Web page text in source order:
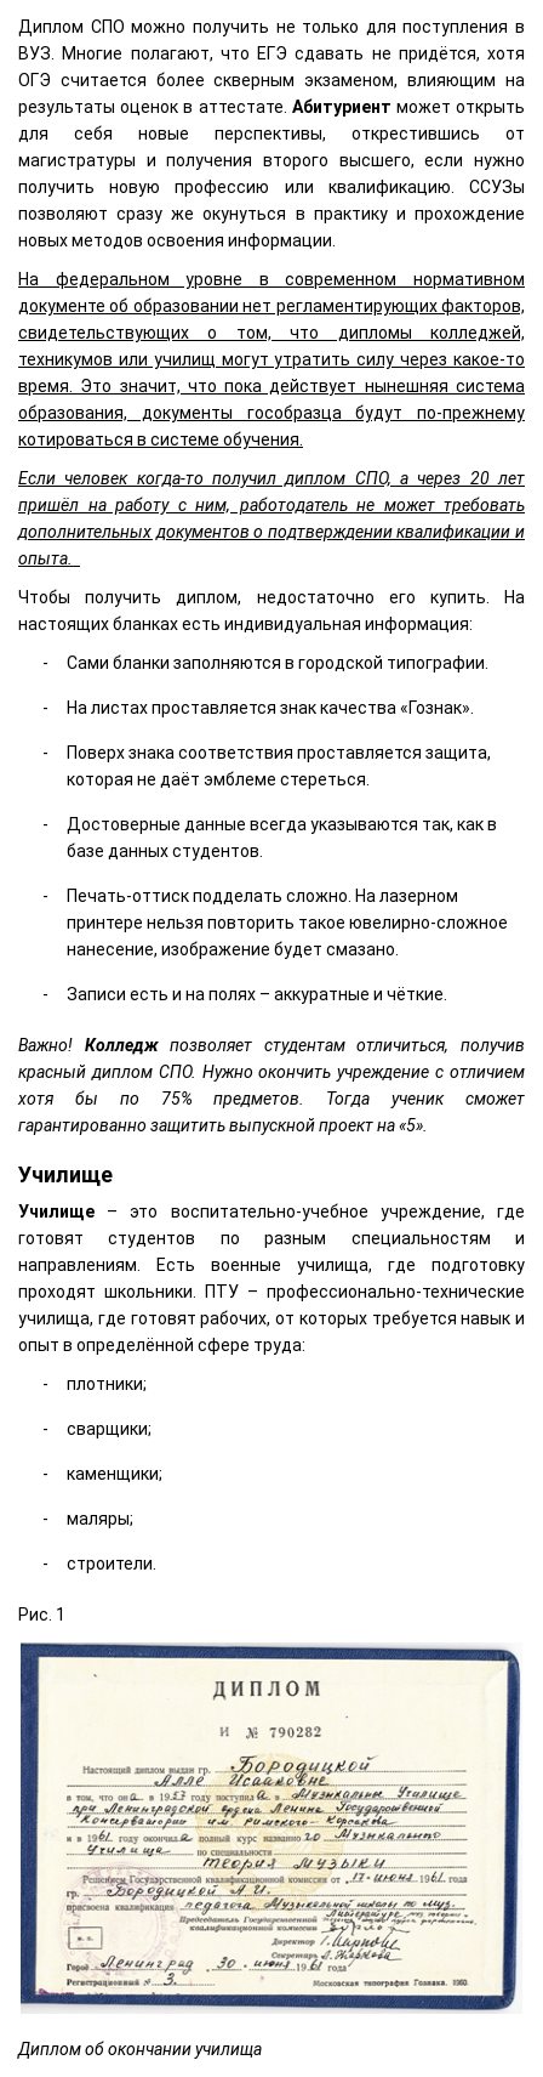
Диплом СПО можно получить не только для поступления в
ВУЗ. Многие полагают, что ЕГЭ сдавать не придётся, хотя
ОГЭ считается более скверным экзаменом, влияющим на
результаты оценок в аттестате. Абитуриент может открыть
для себя новые перспективы, открестившись от
магистратуры и получения второго высшего, если нужно
получить новую профессию или квалификацию. ССУЗы
позволяют сразу же окунуться в практику и прохождение
новых методов освоения информации.
На федеральном уровне в современном нормативном
документе об образовании нет регламентирующих факторов,
свидетельствующих о том, что дипломы колледжей,
техникумов или училищ могут утратить силу через какое-то
время. Это значит, что пока действует нынешняя система
образования, документы гособразца будут по-прежнему
котироваться в системе обучения.
Если человек когда-то получил диплом СПО, а через 20 лет
пришёл на работу с ним, работодатель не может требовать
дополнительных документов о подтверждении квалификации и
опыта.
Чтобы получить диплом, недостаточно его купить. На
настоящих бланках есть индивидуальная информация:
Сами бланки заполняются в городской типографии.
На листах проставляется знак качества «Гознак».
Поверх знака соответствия проставляется защита,
которая не даёт эмблеме стереться.
Достоверные данные всегда указываются так, как в
базе данных студентов.
Печать-оттиск подделать сложно. На лазерном
принтере нельзя повторить такое ювелирно-сложное
нанесение, изображение будет смазано.
Записи есть и на полях – аккуратные и чёткие.
Важно! Колледжпозволяет студентам отличиться, получив
красный диплом СПО. Нужно окончить учреждение с отличием
хотя бы по 75% предметов. Тогда ученик сможет
гарантированно защитить выпускной проект на «5».
Училище
Училище – это воспитательно-учебное учреждение, где
готовят студентов по разным специальностям и
направлениям. Есть военные училища, где подготовку
проходят школьники. ПТУ – профессионально-технические
училища, где готовят рабочих, от которых требуется навык и
опыт в определённой сфере труда:
плотники;
сварщики;
каменщики;
маляры;
строители.
Рис. 1
Диплом об окончании училища